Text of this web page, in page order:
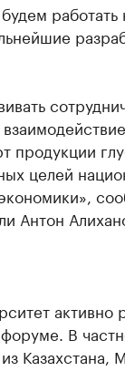
работать
продукции
целей
Антон
активно
В
Казахстана,